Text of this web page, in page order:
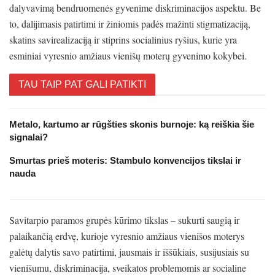
dalyvavimą bendruomenės gyvenime diskriminacijos aspektu. Be
to, dalijimasis patirtimi ir žiniomis padės mažinti stigmatizaciją,
skatins savirealizaciją ir stiprins socialinius ryšius, kurie yra
esminiai vyresnio amžiaus vienišų moterų gyvenimo kokybei.
TAU TAIP PAT GALI PATIKTI
Metalo, kartumo ar rūgšties skonis burnoje: ką reiškia šie
signalai?
Smurtas prieš moteris: Stambulo konvencijos tikslai ir
nauda
Savitarpio paramos grupės kūrimo tikslas – sukurti saugią ir
palaikančią erdvę, kurioje vyresnio amžiaus vienišos moterys
galėtų dalytis savo patirtimi, jausmais ir iššūkiais, susijusiais su
vienišumu, diskriminacija, sveikatos problemomis ar socialine